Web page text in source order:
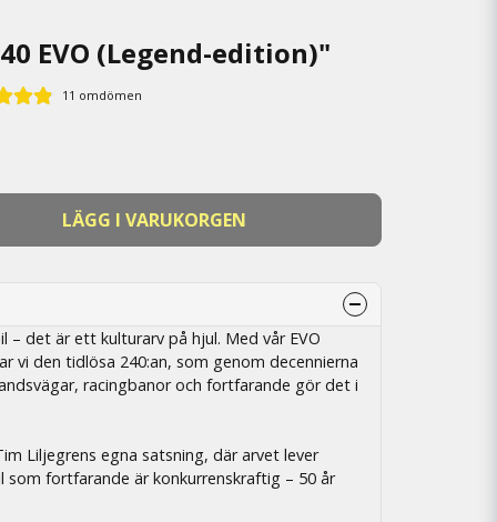
EVO (Legend-edition)"
11 omdömen
LÄGG I VARUKORGEN
– det är ett kulturarv på hjul. Med vår EVO
vi den tidlösa 240:an, som genom decennierna
racingbanor och fortfarande gör det i
Liljegrens egna satsning, där arvet lever
som fortfarande är konkurrenskraftig – 50 år